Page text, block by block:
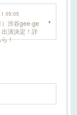
05:05
渋谷gee-ge
出演決定！詳
ら！